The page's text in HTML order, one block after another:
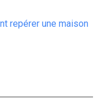
repérer une maison